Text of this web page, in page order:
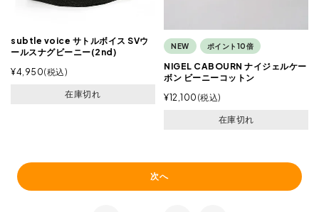
subtle voice サトルボイス SVウ
ールスナグビーニー(2nd)
¥4,950 税込
在庫切れ
NEW ポイント10倍
NIGEL CABOURN ナイジェルケー
ボン ビーニーコットン
¥12,100 税込
在庫切れ
次へ